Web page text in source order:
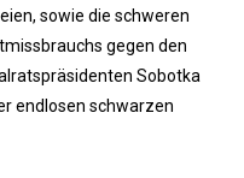
sowie die schweren
gegen den
Sobotka
endlosen schwarzen